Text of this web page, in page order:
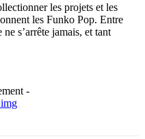
les projets et les
les Funko Pop. Entre
s’arrête jamais, et tant
-